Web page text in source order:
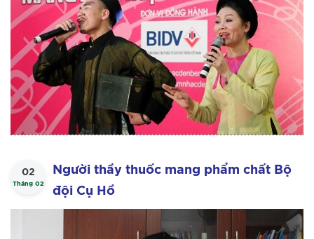
02
Tháng 02
Người thầy thuốc mang phẩm chất Bộ
đội Cụ Hồ